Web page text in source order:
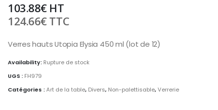
103.88€HT
124.66€TTC
Verres hauts Utopia Elysia 450 ml (lot de 12)
Availability: Rupture de stock
UGS : FH979
Catégories :Art de la table, Divers, Non-palettisable,Verrerie